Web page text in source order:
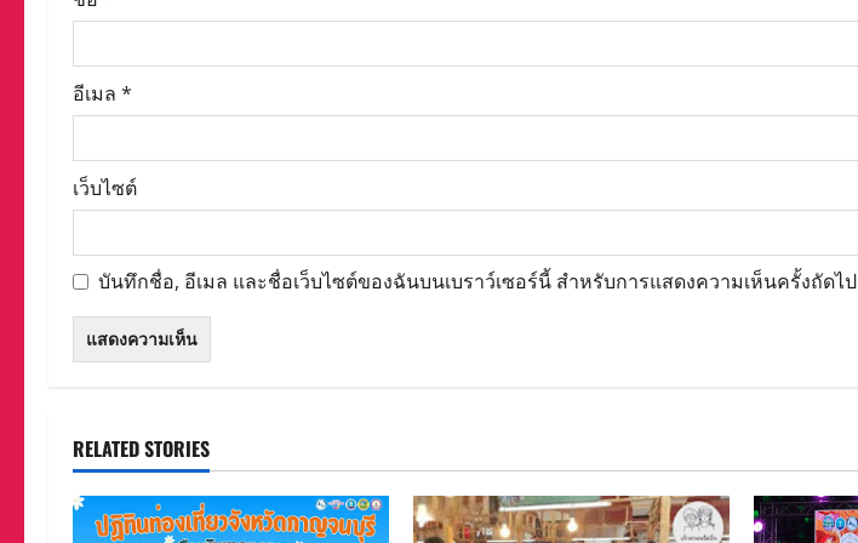
อีเมล *
เว็บไซต์
บันทึกชื่อ, อีเมล และชื่อเว็บไซต์ของฉันบนเบราว์เซอร์นี้ สำหรับการแสดงความเห็นครั้งถัดไป
RELATED STORIES